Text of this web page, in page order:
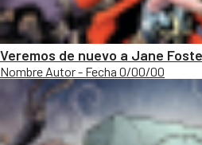
Veremos de nuevo a Jane
Nombre Autor - Fecha 0/00/00